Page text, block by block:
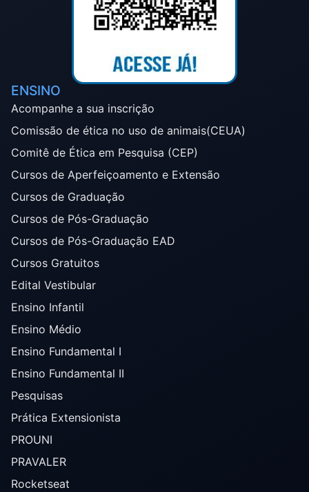
ENSINO
Acompanhe a sua inscrição
Comissão de ética no uso de animais(CEUA)
Comitê de Ética em Pesquisa (CEP)
Cursos de Aperfeiçoamento e Extensão
Cursos de Graduação
Cursos de Pós-Graduação
Cursos de Pós-Graduação EAD
Cursos Gratuitos
Edital Vestibular
Ensino Infantil
Ensino Médio
Ensino Fundamental I
Ensino Fundamental II
Pesquisas
Prática Extensionista
PROUNI
PRAVALER
Rocketseat